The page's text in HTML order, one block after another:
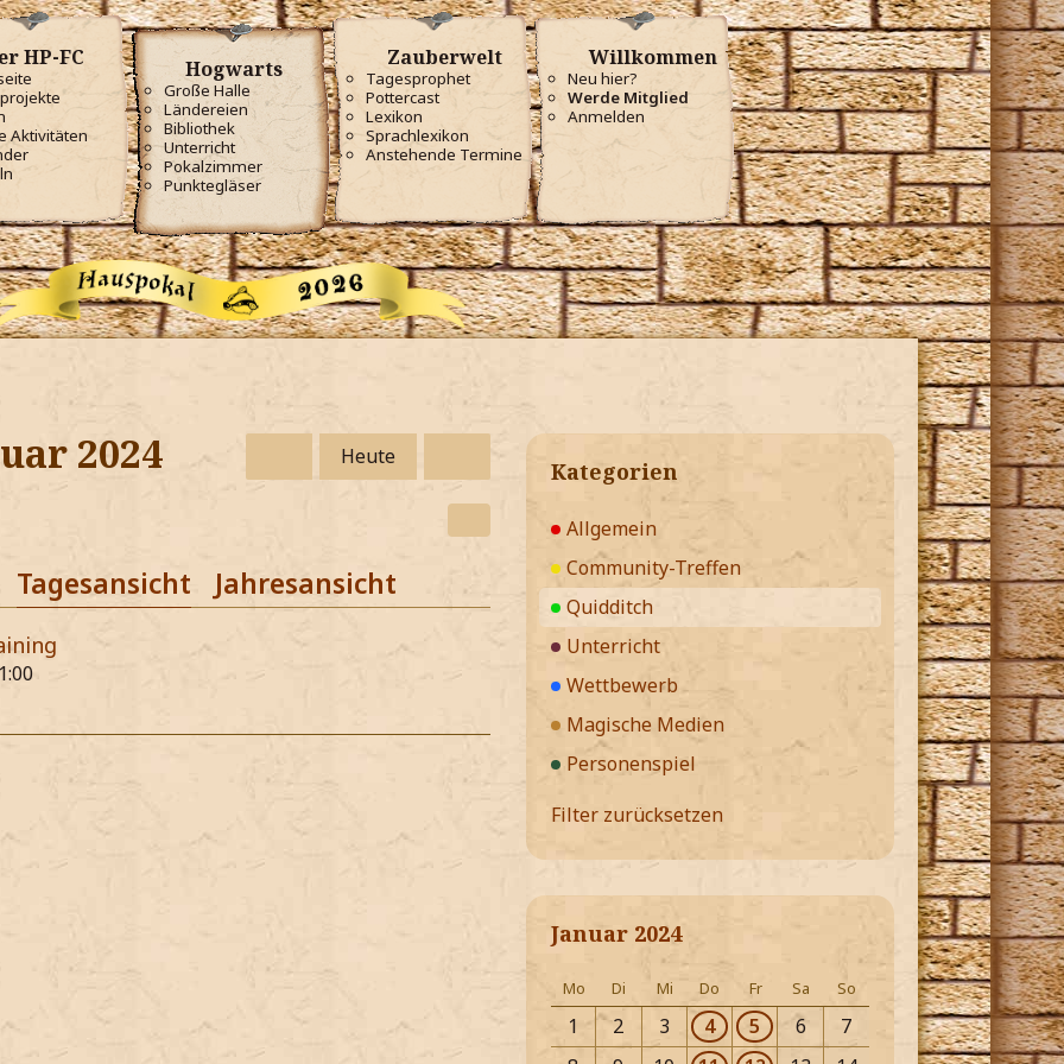
HP-FC
Aktivitäten
Hogwarts
Große Halle
Ländereien
Bibliothek
Unterricht
Pokalzimmer
Punktegläser
Zauberwelt
Tagesprophet
Pottercast
Lexikon
Sprachlexikon
Anstehende Termine
Willkommen
Neu hier?
Werde Mitglied
Anmelden
2024 Heute
Tagesansicht Jahresansicht
Kategorien
Allgemein
Community-Treffen
Quidditch
Unterricht
Wettbewerb
Magische Medien
Personenspiel
Filter zurücksetzen
Januar 2024
Mo Di Mi Do Fr Sa So
1 2 3 4 5 6
7